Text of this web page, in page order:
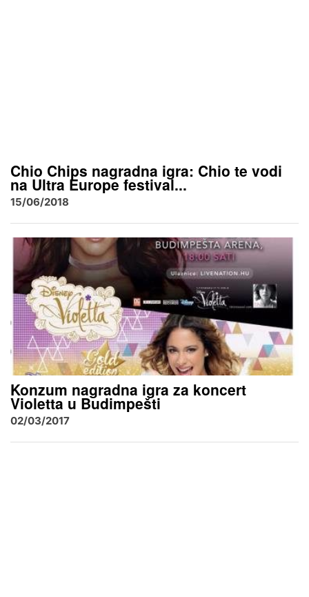
Chio Chips nagradna igra: Chio te vodi
na Ultra Europe festival...
15/06/2018
Konzum nagradna igra za koncert
Violetta u Budimpešti
02/03/2017